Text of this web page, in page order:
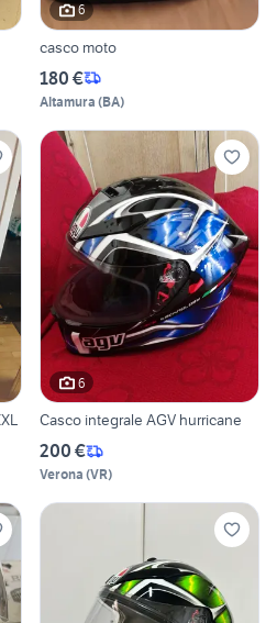
6
casco moto
180 €
Altamura (BA)
6
Casco integrale AGV hurricane
200 €
Verona (VR)